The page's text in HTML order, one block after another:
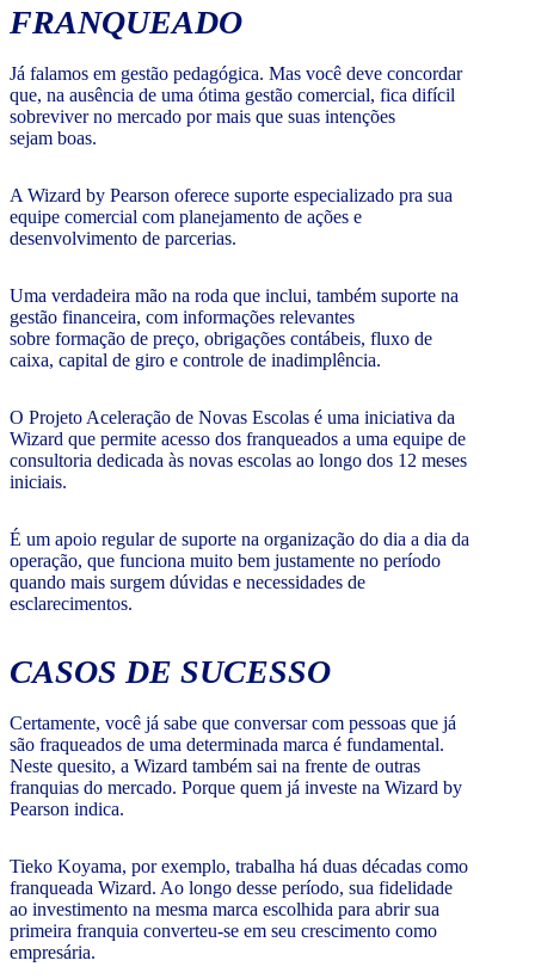
FRANQUEADO
Já falamos em gestão pedagógica. Mas você deve concordar
que, na ausência de uma ótima gestão comercial, fica difícil
sobreviver no mercado por mais que suas intenções
sejam boas.
A Wizard by Pearson oferece suporte especializado pra sua
equipe comercial com planejamento de ações e
desenvolvimento de parcerias.
Uma verdadeira mão na roda que inclui, também suporte na
gestão financeira, com informações relevantes
sobre formação de preço, obrigações contábeis, fluxo de
caixa, capital de giro e controle de inadimplência.
O Projeto Aceleração de Novas Escolas é uma iniciativa da
Wizard que permite acesso dos franqueados a uma equipe de
consultoria dedicada às novas escolas ao longo dos 12 meses
iniciais.
É um apoio regular de suporte na organização do dia a dia da
operação, que funciona muito bem justamente no período
quando mais surgem dúvidas e necessidades de
esclarecimentos.
CASOS DE SUCESSO
Certamente, você já sabe que conversar com pessoas que já
são fraqueados de uma determinada marca é fundamental.
Neste quesito, a Wizard também sai na frente de outras
franquias do mercado. Porque quem já investe na Wizard by
Pearson indica.
Tieko Koyama, por exemplo, trabalha há duas décadas como
franqueada Wizard. Ao longo desse período, sua fidelidade
ao investimento na mesma marca escolhida para abrir sua
primeira franquia converteu-se em seu crescimento como
empresária.